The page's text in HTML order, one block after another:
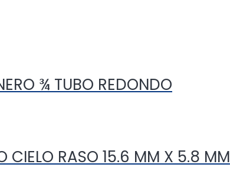
¾ TUBO REDONDO
CIELO RASO 15.6 MM X 5.8 MM